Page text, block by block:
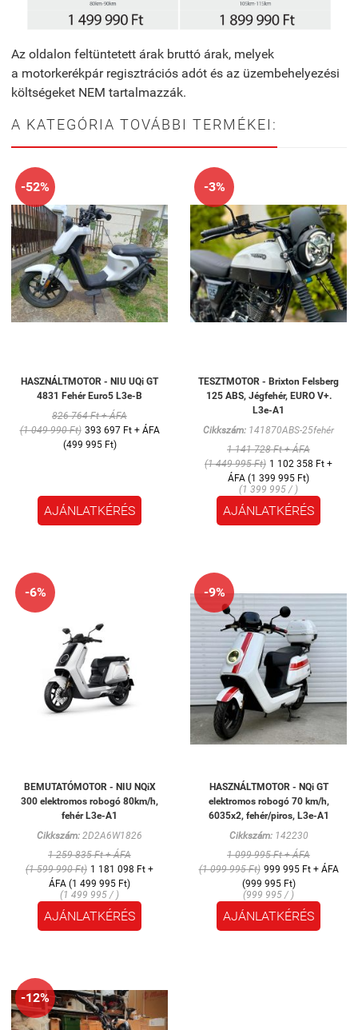
Az oldalon feltüntetett árak bruttó árak, melyek
a motorkerékpár regisztrációs adót és az üzembehelyezési
költségeket NEM tartalmazzák.
A KATEGÓRIA TOVÁBBI TERMÉKEI:
-52%
HASZNÁLTMOTOR - NIU UQi GT
4831 Fehér Euro5 L3e-B
826 764 Ft + ÁFA
(1 049 990 Ft) 393 697 Ft + ÁFA
(499 995 Ft)
AJÁNLATKÉRÉS
-3%
TESZTMOTOR - Brixton Felsberg
125 ABS, Jégfehér, EURO V+.
L3e-A1
Cikkszám: 141870ABS-25fehér
1 141 728 Ft + ÁFA
(1 449 995 Ft) 1 102 358 Ft +
ÁFA (1 399 995 Ft)
(1 399 995 / )
AJÁNLATKÉRÉS
-6%
BEMUTATÓMOTOR - NIU NQiX
300 elektromos robogó 80km/h,
fehér L3e-A1
Cikkszám: 2D2A6W1826
1 259 835 Ft + ÁFA
(1 599 990 Ft) 1 181 098 Ft +
ÁFA (1 499 995 Ft)
(1 499 995 / )
AJÁNLATKÉRÉS
-9%
HASZNÁLTMOTOR - NQi GT
elektromos robogó 70 km/h,
6035x2, fehér/piros, L3e-A1
Cikkszám:142230
1 099 995 Ft + ÁFA
(1 099 995 Ft) 999 995 Ft + ÁFA
(999 995 Ft)
(999 995 / )
AJÁNLATKÉRÉS
-12%